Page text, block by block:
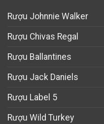
Rượu Johnnie Walker
Rượu Chivas Regal
Rượu Ballantines
Rượu Jack Daniels
Rượu Label 5
Rượu Wild Turkey